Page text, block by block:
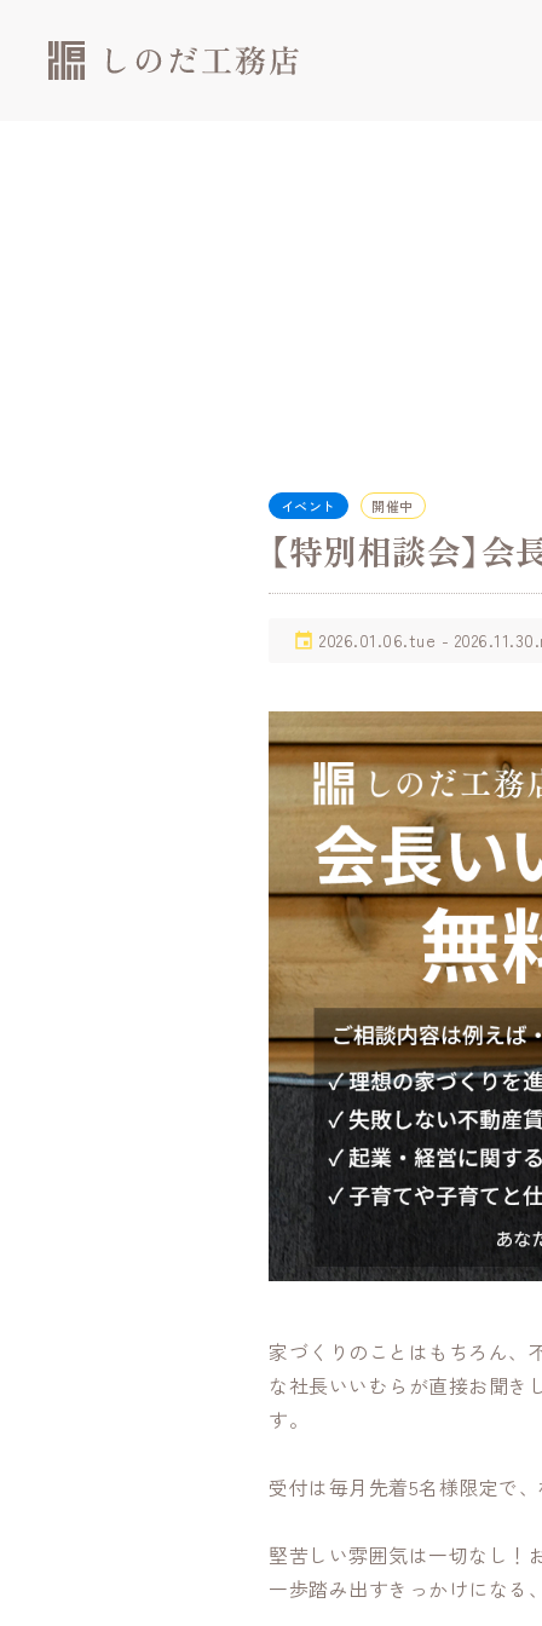
イベント 開催中
【特別相談会】
2026.01.06.tue -
家づくりのことはもちろん、
な社長いいむらが直接お聞き
す。
受付は毎月先着5名様限定で、
堅苦しい雰囲気は一切なし！
一歩踏み出すきっかけになる